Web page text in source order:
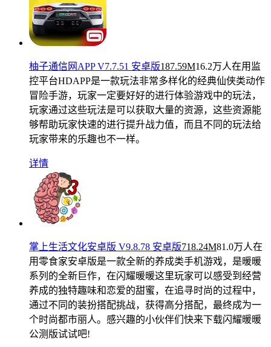
柚子通信网APP V7.7.51 安卓版187.59M16.2万人在用 监
控平台HDAPP是一款玩法非常多样化的经典仙侠类动作
冒险手游，玩家一定要好好的进行体验游戏中的玩法，
玩家通过这些玩法是可以获取大量的资源，这些资源能
够帮助玩家快速的进行提升战力值，而且不同的玩法给
玩家带来的乐趣也不一样。
详情
掌上生活文化安卓版 V9.8.78 安卓版718.24M81.0万人在
用零食家安卓版是一款全新的养成类手机游戏，是暖暖
系列的全新巨作，在闪耀暖暖这里玩家可以感受到经营
养成的独特趣味和恋爱的甜蜜，在追寻时尚的过程中，
通过不同的装扮搭配挑战，获得高分搭配，最终成为一
个时尚都市丽人。感兴趣的小伙伴们快来下载闪耀暖暖
公测版试试吧!